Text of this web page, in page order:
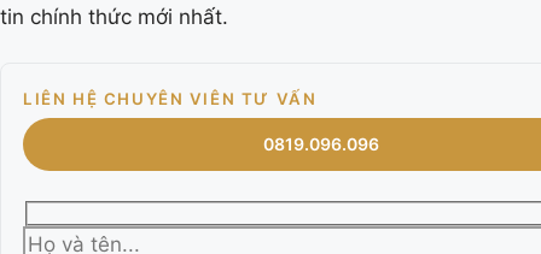
LIÊN HỆ CHUYÊN VIÊN TƯ VẤN
0819.096.096
tin chính thức mới nhất.